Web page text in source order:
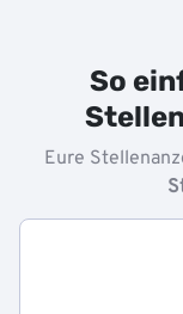
So
Eure